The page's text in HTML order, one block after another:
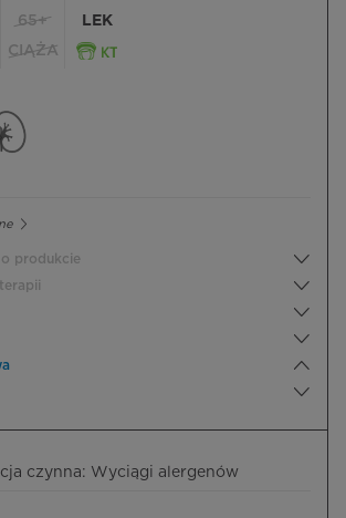
65+
CIĄŻA
LEK
o produkcie
czynna: Wyciągi alergenów